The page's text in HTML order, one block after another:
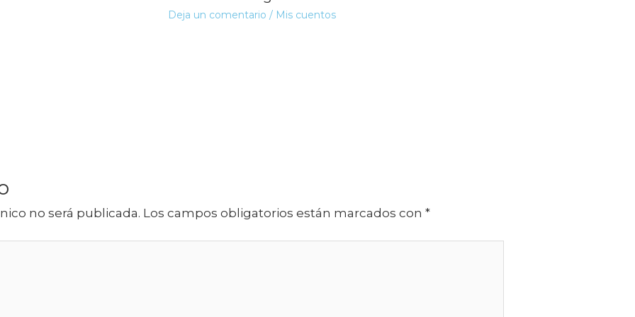
Deja un comentario / Mis cuentos
no será publicada. Los campos obligatorios están marcados con*